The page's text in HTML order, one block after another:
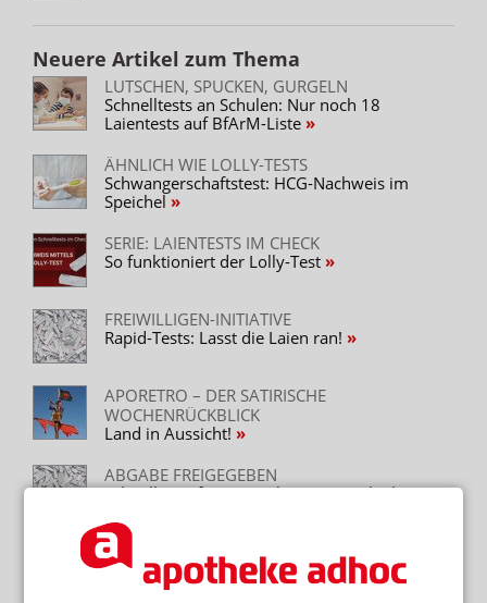
Neuere Artikel zum Thema
LUTSCHEN, SPUCKEN, GURGELN
Schnelltests an Schulen: Nur noch 18
Laientests auf BfArM-Liste
ÄHNLICH WIE LOLLY-TESTS
Schwangerschaftstest: HCG-Nachweis im
Speichel
SERIE: LAIENTESTS IM CHECK
So funktioniert der Lolly-Test
FREIWILLIGEN-INITIATIVE
Rapid-Tests: Lasst die Laien ran!
APORETRO – DER SATIRISCHE
WOCHENRÜCKBLICK
Land in Aussicht!
ABGABE FREIGEGEBEN
Schnelltests für Laien ab morgen erlaubt
APORETRO – DER SATIRISCHE
WOCHENRÜCKBLICK
Masken-Preis von 2hm berechnet